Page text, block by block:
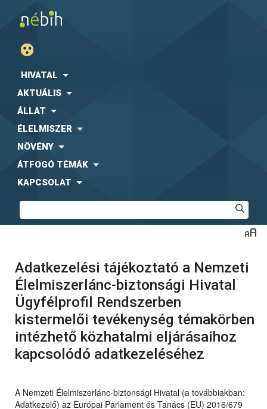
HIVATAL
AKTUÁLIS
ÁLLAT
ÉLELMISZER
NÖVÉNY
ÁTFOGÓ TÉMÁK
KAPCSOLAT
Adatkezelési tájékoztató a Nemzeti
Élelmiszerlánc-biztonsági Hivatal
Ügyfélprofil Rendszerben
kistermelői tevékenység témakörben
intézhető közhatalmi eljárásaihoz
kapcsolódó adatkezeléséhez
A Nemzeti Élelmiszerlánc-biztonsági Hivatal (a továbbiakban:
Adatkezelő) az Európai Parlament és Tanács (EU) 2016/679